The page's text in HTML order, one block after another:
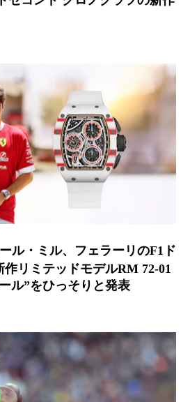
・ミル、フェラーリのF1ドライバ
ドモデルRM 72-01 “シャルル・
と発表
ル・ミル、フェラーリのF1ド
リミテッドモデルRM 72-01
ル”をひっそりと発表
けてマラソンを走ることができる